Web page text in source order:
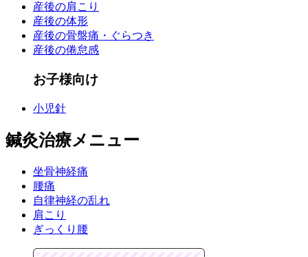
産後の肩こり
産後の体形
産後の骨盤痛・ぐらつき
産後の倦怠感
お子様向け
小児針
鍼灸治療メニュー
坐骨神経痛
腰痛
自律神経の乱れ
肩こり
ぎっくり腰